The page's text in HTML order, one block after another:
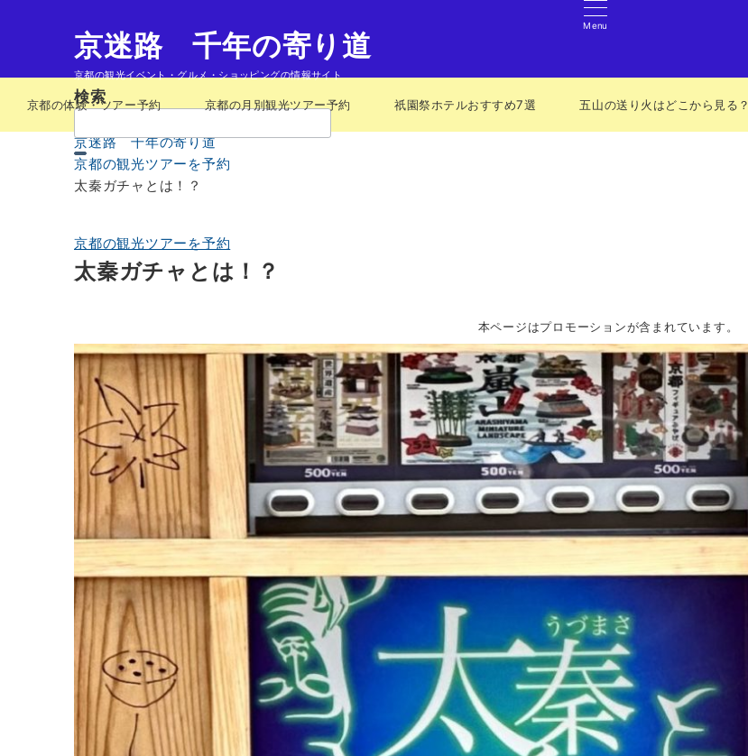
Menu
京迷路 千年の寄り道
京都の観光イベント・グルメ・ショッピングの情報サイト
検索
索：
京都の体験・ツアー予約 京都の月別観光ツアー予約 祇園祭ホテルおすすめ7選 五山の送り火はどこから見る？
京迷路 千年の寄り道
京都の観光ツアーを予約
太秦ガチャとは！？
京都の観光ツアーを予約
太秦ガチャとは！？
本ページはプロモーションが含まれています。